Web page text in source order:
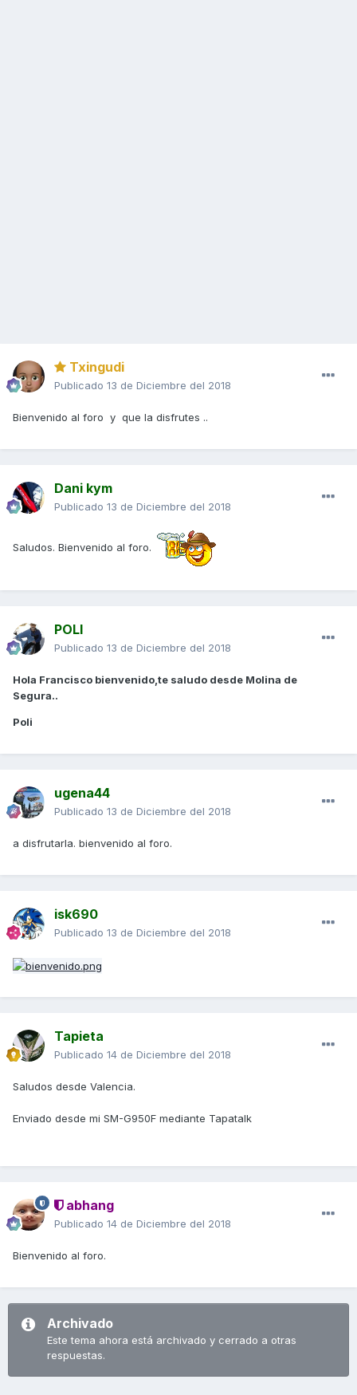
Txingudi
Publicado 13 de Diciembre del 2018
Bienvenido al foro y que la disfrutes ..
Dani kym
Publicado 13 de Diciembre del 2018
Saludos. Bienvenido al foro.
POLI
Publicado 13 de Diciembre del 2018
Hola Francisco bienvenido,te saludo desde Molina de
Segura..
Poli
ugena44
Publicado 13 de Diciembre del 2018
a disfrutarla. bienvenido al foro.
isk690
Publicado 13 de Diciembre del 2018
Tapieta
Publicado 14 de Diciembre del 2018
Saludos desde Valencia.
Enviado desde mi SM-G950F mediante Tapatalk
abhang
Publicado 14 de Diciembre del 2018
Bienvenido al foro.
Archivado
Este tema ahora está archivado y cerrado a otras
respuestas.